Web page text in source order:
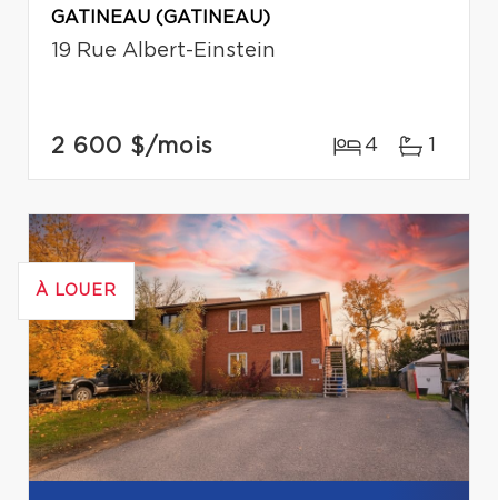
GATINEAU (GATINEAU)
19 Rue Albert-Einstein
2 600 $/mois 4 1
À LOUER